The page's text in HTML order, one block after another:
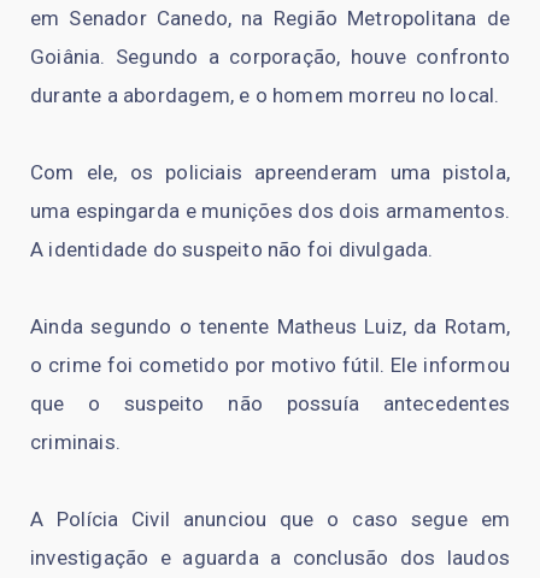
em Senador Canedo, na Região Metropolitana de
Goiânia. Segundo a corporação, houve confronto
durante a abordagem, e o homem morreu no local.
Com ele, os policiais apreenderam uma pistola,
uma espingarda e munições dos dois armamentos.
A identidade do suspeito não foi divulgada.
Ainda segundo o tenente Matheus Luiz, da Rotam,
o crime foi cometido por motivo fútil. Ele informou
que o suspeito não possuía antecedentes
criminais.
A Polícia Civil anunciou que o caso segue em
investigação e aguarda a conclusão dos laudos